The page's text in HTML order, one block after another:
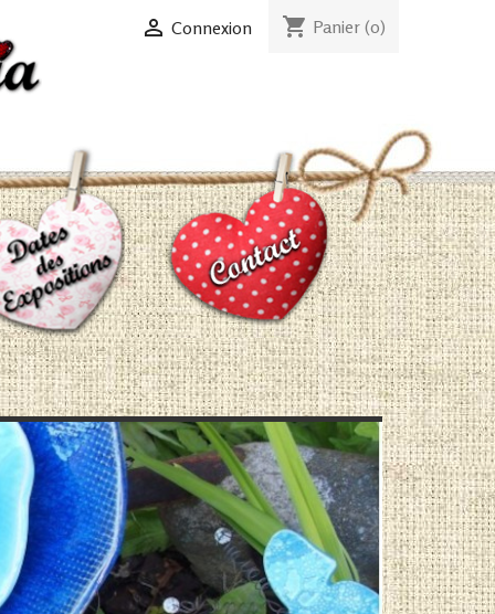
 Connexion shopping_cart Panier (0)